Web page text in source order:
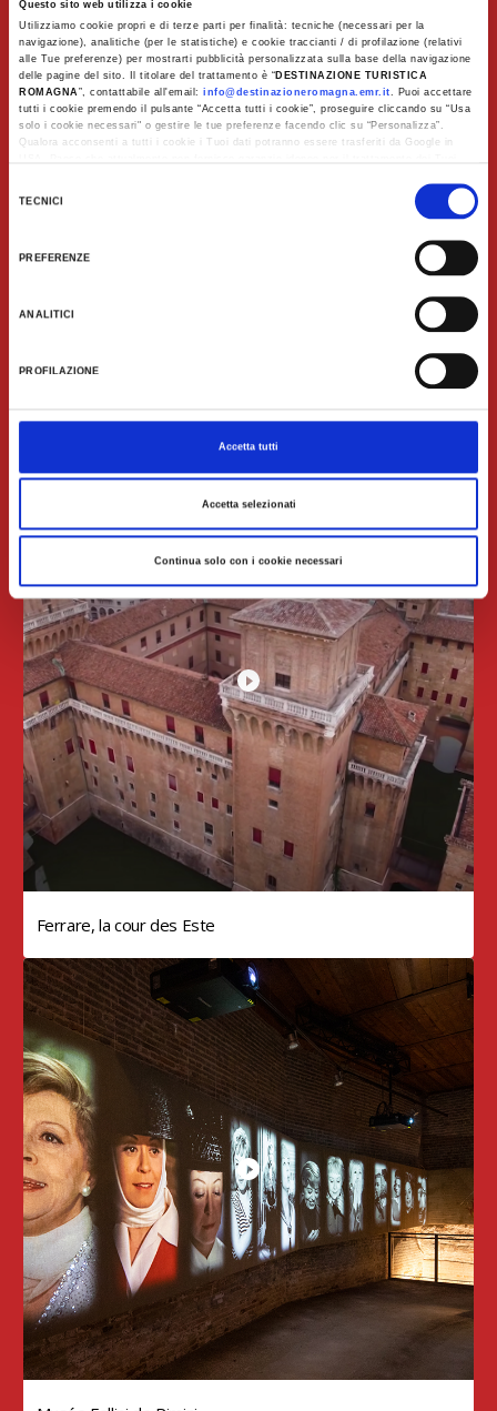
Questo sito web utilizza i cookie
Utilizziamo cookie propri e di terze parti per finalità: tecniche (necessari per la
navigazione), analitiche (per le statistiche) e cookie traccianti / di profilazione (relativi
alle Tue preferenze) per mostrarti pubblicità personalizzata sulla base della navigazione
delle pagine del sito. Il titolare del trattamento è “ DESTINAZIONE TURISTICA
ROMAGNA”, contattabile all'email:info@destinazioneromagna.emr.it. Puoi accettare
tutti i cookie premendo il pulsante “Accetta tutti i cookie”, proseguire cliccando su “Usa
solo i cookie necessari" o gestire le tue preferenze facendo clic su “Personalizza”.
Qualora acconsenti a tutti i cookie i Tuoi dati potranno essere trasferiti da Google in
TECNICI
PREFERENZE
ANALITICI
PROFILAZIONE
Accetta tutti
Accetta selezionati
Continua solo con i cookie necessari
La Romagne, vos vacances italiennes
Ferrare, la cour des Este